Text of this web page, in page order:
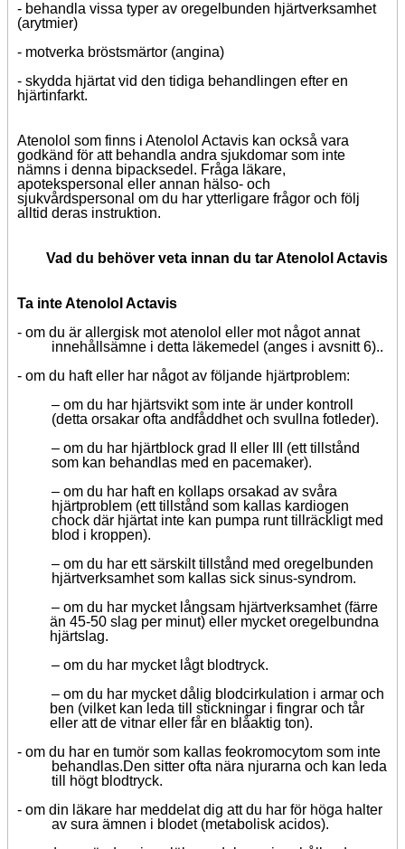
- behandla vissa typer av oregelbunden hjärtverksamhet
(arytmier)
- motverka bröstsmärtor (angina)
- skydda hjärtat vid den tidiga behandlingen efter en
hjärtinfarkt.
Atenolol som finns i Atenolol Actavis kan också vara
godkänd för att behandla andra sjukdomar som inte
nämns i denna bipacksedel. Fråga läkare,
apotekspersonal eller annan hälso- och
sjukvårdspersonal om du har ytterligare frågor och följ
alltid deras instruktion.
Vad du behöver veta innan du tar Atenolol Actavis
Ta inte Atenolol Actavis
- om du är allergisk mot atenolol eller mot något annat
innehållsämne i detta läkemedel (anges i avsnitt 6)..
- om du haft eller har något av följande hjärtproblem:
– om du har hjärtsvikt som inte är under kontroll
(detta orsakar ofta andfåddhet och svullna fotleder).
– om du har hjärtblock grad II eller III (ett tillstånd
som kan behandlas med en pacemaker).
–om du har haft en kollaps orsakad av svåra
hjärtproblem (ett tillstånd som kallas kardiogen
chock där hjärtat inte kan pumpa runt tillräckligt med
blod i kroppen).
–om du har ett särskilt tillstånd med oregelbunden
hjärtverksamhet som kallas sick sinus-syndrom.
– om du har mycket långsam hjärtverksamhet (färre
än 45-50 slag per minut) eller mycket oregelbundna
hjärtslag.
– om du har mycket lågt blodtryck.
– om du har mycket dålig blodcirkulation i armar och
ben (vilket kan leda till stickningar i fingrar och tår
eller att de vitnar eller får en blåaktig ton).
- om du har en tumör som kallas feokromocytom som inte
behandlas.Den sitter ofta nära njurarna och kan leda
till högt blodtryck.
- om din läkare har meddelat dig att du har för höga halter
av sura ämnen i blodet (metabolisk acidos).